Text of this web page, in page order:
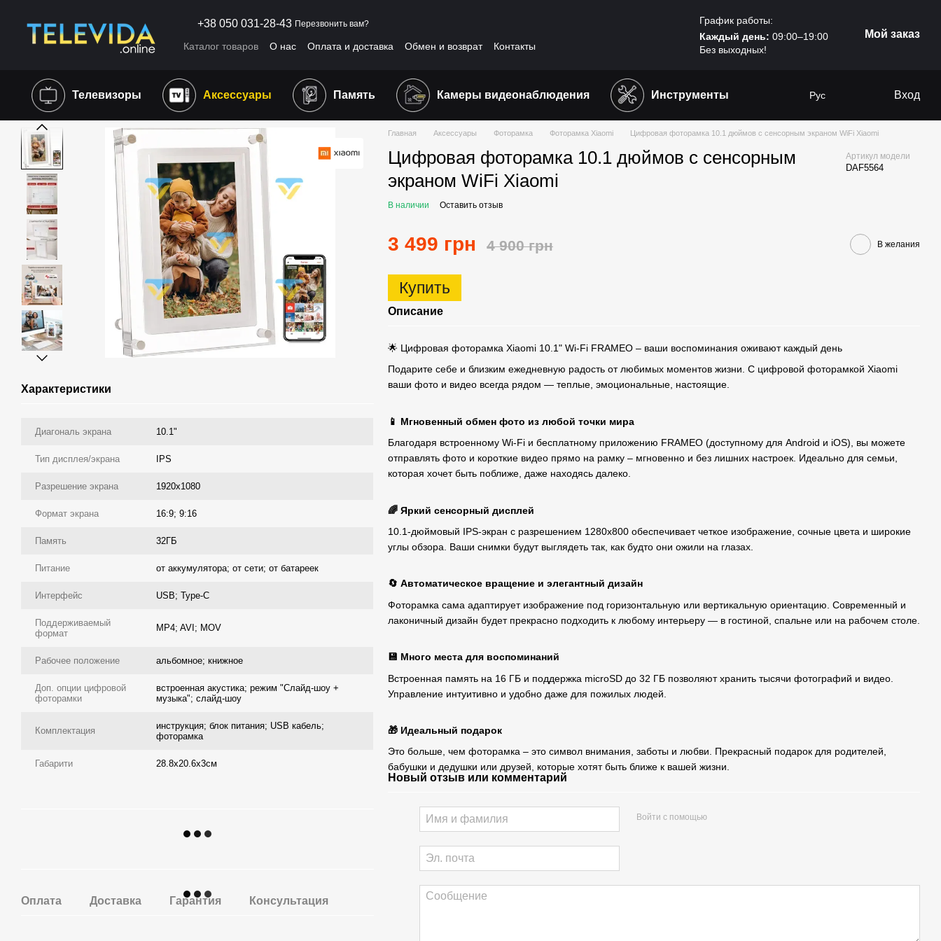
+38 050 031-28-43 Перезвонить вам?
Каталог товаров О нас Оплата и доставка Обмен и возврат
Контакты
График работы:
Каждый день: 09:00–19:00
Без выходных!
Мой заказ
Телевизоры Аксессуары Память Камеры видеонаблюдения Инструменты Рус Вход
Характеристики
Диагональ экрана 10.1"
Тип дисплея/экрана IPS
Разрешение экрана 1920х1080
Формат экрана 16:9; 9:16
Память 32ГБ
Питание от аккумулятора; от сети; от батареек
Интерфейс USB; Type-C
Поддерживаемый
формат
MP4; AVI; MOV
Рабочее положение альбомное; книжное
Доп. опции цифровой
фоторамки
встроенная акустика; режим "Слайд-шоу +
музыка"; слайд-шоу
Комплектация
инструкция; блок питания; USB кабель;
фоторамка
Габарити 28.8х20.6х3см
Оплата Доставка Гарантия Консультация
Главная Аксессуары Фоторамка Фоторамка Xiaomi Цифровая фоторамка 10.1 дюймов с сенсорным экраном WiFi Xiaomi
Цифровая фоторамка 10.1 дюймов с сенсорным
экраном WiFi Xiaomi
Артикул модели
DAF5564
В наличии Оставить отзыв
3 499 грн 4 900 грн В желания
Купить
Описание
🌟 Цифровая фоторамка Xiaomi 10.1" Wi-Fi FRAMEO – ваши воспоминания оживают каждый день
Подарите себе и близким ежедневную радость от любимых моментов жизни. С цифровой фоторамкой Xiaomi
ваши фото и видео всегда рядом — теплые, эмоциональные, настоящие.
📱 Мгновенный обмен фото из любой точки мира
Благодаря встроенному Wi-Fi и бесплатному приложению FRAMEO (доступному для Android и iOS), вы можете
отправлять фото и короткие видео прямо на рамку – мгновенно и без лишних настроек. Идеально для семьи,
которая хочет быть поближе, даже находясь далеко.
🌈 Яркий сенсорный дисплей
10.1-дюймовый IPS-экран с разрешением 1280x800 обеспечивает четкое изображение, сочные цвета и широкие
углы обзора. Ваши снимки будут выглядеть так, как будто они ожили на глазах.
🔄 Автоматическое вращение и элегантный дизайн
Фоторамка сама адаптирует изображение под горизонтальную или вертикальную ориентацию. Современный и
лаконичный дизайн будет прекрасно подходить к любому интерьеру — в гостиной, спальне или на рабочем столе.
💾 Много места для воспоминаний
Встроенная память на 16 ГБ и поддержка microSD до 32 ГБ позволяют хранить тысячи фотографий и видео.
Управление интуитивно и удобно даже для пожилых людей.
🎁 Идеальный подарок
Это больше, чем фоторамка – это символ внимания, заботы и любви. Прекрасный подарок для родителей,
бабушки и дедушки или друзей, которые хотят быть ближе к вашей жизни.
Новый отзыв или комментарий
Войти с помощью